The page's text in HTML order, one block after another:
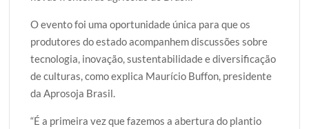
O evento foi uma oportunidade única para que os
produtores do estado acompanhem discussões sobre
tecnologia, inovação, sustentabilidade e diversificação
de culturas, como explica Maurício Buffon, presidente
da Aprosoja Brasil.
“É a primeira vez que fazemos a abertura do plantio